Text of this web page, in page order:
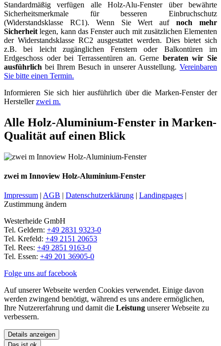
Standardmäßig verfügen alle Holz-Alu-Fenster über bewährte
Sicherheitsmerkmale für besseren Einbruchschutz
(Widerstandsklasse RC1). Wenn Sie Wert aufnoch mehr
Sicherheit legen, kann das Fenster auch mit zusätzlichen Elementen
der Widerstandsklasse RC2 ausgestattet werden. Dies bietet sich
z.B. bei leicht zugänglichen Fenstern oder Balkontüren im
Erdgeschoss oder bei Terrassentüren an. Gerne beraten wir Sie
ausführlich bei Ihrem Besuch in unserer Ausstellung. Vereinbaren
Sie bitte einen Termin.
Informieren Sie sich hier ausführlich über die Marken-Fenster der
Herstellerzwei m.
Alle Holz-Aluminium-Fenster in Marken-
Qualität auf einen Blick
zwei m Innoview Holz-Aluminium-Fenster
Impressum | AGB | Datenschutzerklärung | Landingpages |
Zustimmung ändern
Westerheide GmbH
Tel. Geldern: +49 2831 9323-0
Tel. Krefeld: +49 2151 20653
Tel. Rees: +49 2851 9163-0
Tel. Essen: +49 201 36905-0
Folge uns auf facebook
Auf unserer Webseite werden Cookies verwendet. Einige davon
werden zwingend benötigt, während es uns andere ermöglichen,
Ihre Nutzererfahrung und damit die Leistung unserer Webseite zu
verbessern.
Details anzeigen